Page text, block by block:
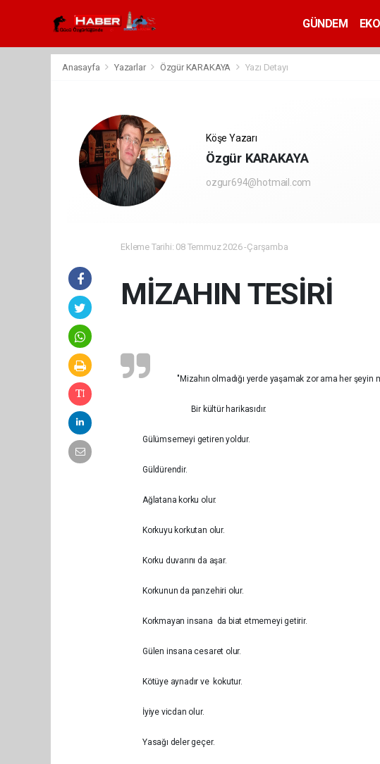
GÜNDEM
Anasayfa Yazarlar Özgür KARAKAYA Yazı Detayı
Köşe Yazarı
Özgür KARAKAYA
ozgur694@hotmail.com
Ekleme Tarihi: 08 Temmuz 2026 -Çarşamba
MİZAHIN TESİRİ
"Mizahın olmadığı yerde yaşamak zor ama her
Bir kültür harikasıdır.
Gülümsemeyi getiren yoldur.
Güldürendir.
Ağlatana korku olur.
Korkuyu korkutan olur.
Korku duvarını da aşar.
Korkunun da panzehiri olur.
Korkmayan insana da biat etmemeyi getirir.
Gülen insana cesaret olur.
Kötüye aynadır ve kokutur.
İyiye vicdan olur.
Yasağı deler geçer.